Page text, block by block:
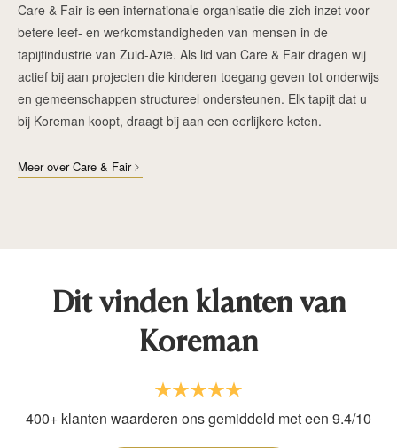
Care & Fair is een internationale organisatie die zich inzet voor
betere leef- en werkomstandigheden van mensen in de
tapijtindustrie van Zuid-Azië. Als lid van Care & Fair dragen wij
actief bij aan projecten die kinderen toegang geven tot onderwijs
en gemeenschappen structureel ondersteunen. Elk tapijt dat u
bij Koreman koopt, draagt bij aan een eerlijkere keten.
Meer over Care & Fair
Dit vinden klanten van
Koreman
400+ klanten waarderen ons gemiddeld met een 9.4/10